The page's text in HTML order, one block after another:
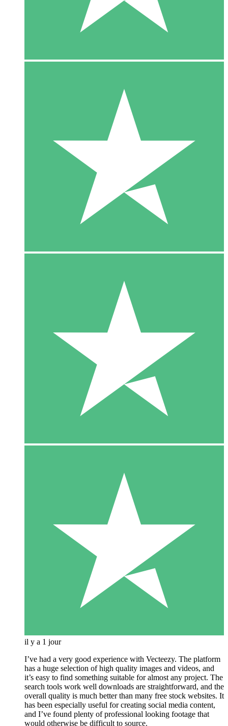
il y a 1 jour
I’ve had a very good experience with Vecteezy. The platform
has a huge selection of high quality images and videos, and
it’s easy to find something suitable for almost any project. The
search tools work well downloads are straightforward, and the
overall quality is much better than many free stock websites. It
has been especially useful for creating social media content,
and I’ve found plenty of professional looking footage that
would otherwise be difficult to source.